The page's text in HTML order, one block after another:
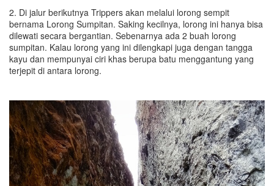
2. Di jalur berikutnya Trippers akan melalui lorong sempit
bernama Lorong Sumpitan. Saking kecilnya, lorong ini hanya bisa
dilewati secara bergantian. Sebenarnya ada 2 buah lorong
sumpitan. Kalau lorong yang ini dilengkapi juga dengan tangga
kayu dan mempunyai ciri khas berupa batu menggantung yang
terjepit di antara lorong.